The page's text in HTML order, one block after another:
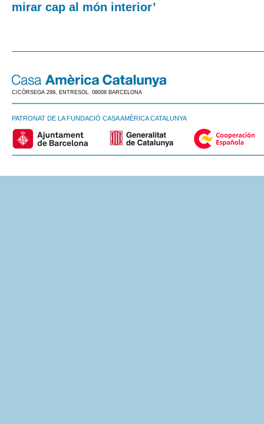
mirar cap al món interior’
C/CÒRSEGA 299, ENTRESOL. 08008 BARCELONA
PATRONAT DE LA FUNDACIÓ CASA AMÈRICA CATALUNYA